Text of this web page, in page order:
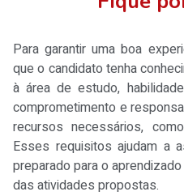
Para garantir uma boa
que o candidato tenha
à área de estudo,
comprometimento e
recursos necessários,
Esses requisitos ajudam a
preparado para o
das atividades propostas.